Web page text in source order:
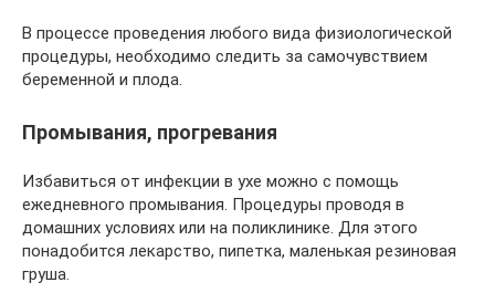
В процессе проведения любого вида физиологической
процедуры, необходимо следить за самочувствием
беременной и плода.
Промывания, прогревания
Избавиться от инфекции в ухе можно с помощь
ежедневного промывания. Процедуры проводя в
домашних условиях или на поликлинике. Для этого
понадобится лекарство, пипетка, маленькая резиновая
груша.